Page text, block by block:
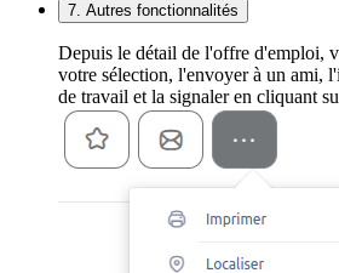
7. Autres fonctionnalités
Depuis le détail de l'offre d'emploi,
votre sélection, l'envoyer à un ami,
de travail et la signaler en cliquant